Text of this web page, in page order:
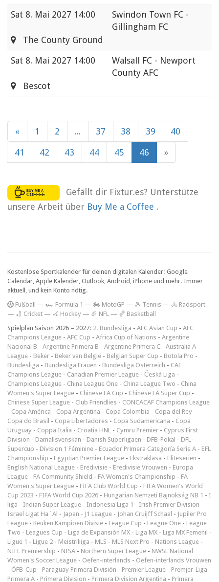
Sat 8. Mai 2027 14:00
Swindon Town FC -
Gillingham FC
The County Ground
Sat 8. Mai 2027 14:00
Walsall FC - Newport
County AFC
Bescot
« 1 2 ... 37 38 39 40
41 42 43 44 45 46 »
Gefällt dir Fixtur.es? Unterstütze
unsere Arbeit über Buy Me a Coffee .
Kostenlose Sportkalender für deinen digitalen Kalender: Google
Calendar, Apple Kalender, Outlook, Android, iPhone und mehr. Immer
aktuell, und kein Konto nötig.
Fußball — 🏎️ Formula 1 — 🏍 MotoGP — 🎾 Tennis — 🚴 Radsport
— 🏏 Cricket — 🏑 Hockey — 🏈 NFL — 🏀 Basketball
Spielplan Saison 2026 – 2027: 2. Bundesliga - AFC Asian Cup - AFC
Champions League - AFC Cup - Africa Cup of Nations - Argentine
Nacional B - Argentine Primera B - Argentine Primera C - Australia A-
League - Beker - Beker van België - Belgian Super Cup - Botola Pro -
Bundesliga - Bundesliga Frauen - Bundesliga Österreich - CAF
Champions League - Canadian Premier League - Česká Liga -
Champions League - China League One - China League Two - China
Women's Super League - Chinese FA Cup - Chinese FA Super Cup -
Chinese Super League - Club Friendlies - CONCACAF Champions League
- Copa América - Copa Argentina - Copa Colombia - Copa del Rey -
Copa do Brasil - Copa Libertadores - Copa Sudamericana - Copa
Uruguay - Coppa Italia - Croatia HNL - Cymru Premier - Cyprus First
Division - Damallsvenskan - Danish Superligaen - DFB-Pokal - DFL-
Supercup - Division 1 Féminine - Ecuador Primera Categoría Serie A - EFL
Championship - Egyptian Premier League - Ekstraklasa - Eliteserien -
English National League - Eredivisie - Eredivisie Vrouwen - Europa
League - FA Community Shield - FA Women's Championship - FA
Women's Super League - FIFA Club World Cup - FIFA Women's World
Cup 2023 - FIFA World Cup 2026 - Hungarian Nemzeti Bajnokság NB 1 - I
liga - Indian Super League - Indonesia Liga 1 - Irish Premier Division -
Israel Ligat Ha`Al - Japan - J1 League - Johan Cruijff Schaal - Jupiler Pro
League - Keuken Kampioen Divisie - League Cup - League One - League
Two - Leagues Cup - Liga de Expansión MX - Liga MX - Liga MX Femenil -
Ligue 1 - Ligue 2 - Meistriliiga - MLS - MLS Next Pro - Nations League -
NIFL Premiership - NISA - Northern Super League - NWSL National
Women's Soccer League - Oefen-interlands - Oefen-interlands Vrouwen
- ÖFB-Cup - Paraguay Primera División - Premier League - Premjer-Liga -
Primera A - Primera Division - Primera Division Argentina - Primera